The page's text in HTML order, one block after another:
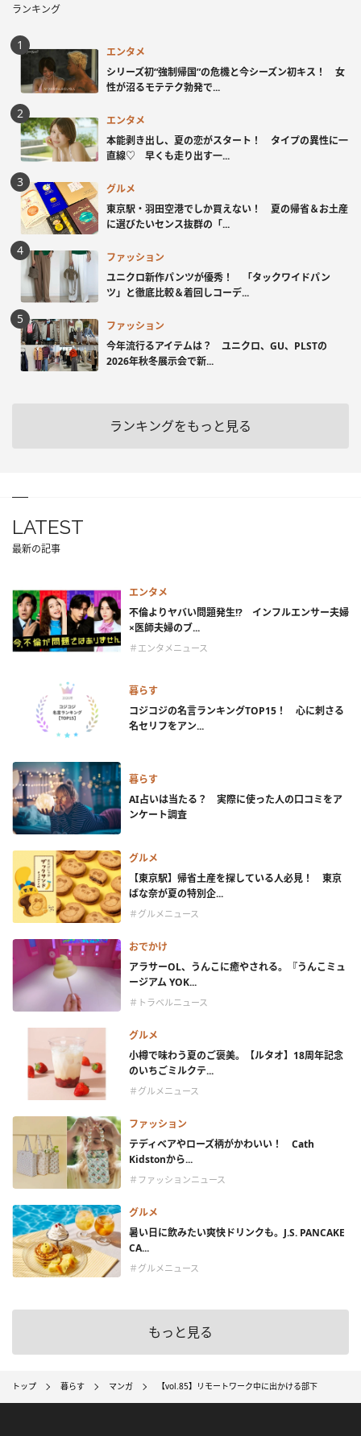
ランキング
エンタメ
シリーズ初“強制帰国”の危機と今シーズン初キス！ 女
性が沼るモテテク勃発で...
エンタメ
本能剥き出し、夏の恋がスタート！ タイプの異性に一
直線♡ 早くも走り出す一...
グルメ
東京駅・羽田空港でしか買えない！ 夏の帰省＆お土産
に選びたいセンス抜群の「...
ファッション
ユニクロ新作パンツが優秀！ 「タックワイドパン
ツ」と徹底比較＆着回しコーデ...
ファッション
今年流行るアイテムは？ ユニクロ、GU、PLSTの
2026年秋冬展示会で新...
ランキングをもっと見る
LATEST
最新の記事
エンタメ
不倫よりヤバい問題発生!? インフルエンサー夫婦
×医師夫婦のブ...
＃エンタメニュース
暮らす
コジコジの名言ランキングTOP15！ 心に刺さる
名セリフをアン...
暮らす
AI占いは当たる？ 実際に使った人の口コミをア
ンケート調査
グルメ
【東京駅】帰省土産を探している人必見！ 東京
ばな奈が夏の特別企...
＃グルメニュース
おでかけ
アラサーOL、うんこに癒やされる。『うんこミュ
ージアム YOK...
＃トラベルニュース
グルメ
小樽で味わう夏のご褒美。【ルタオ】18周年記念
のいちごミルクテ...
＃グルメニュース
ファッション
テディベアやローズ柄がかわいい！ Cath
Kidstonから...
＃ファッションニュース
グルメ
暑い日に飲みたい爽快ドリンクも。J.S. PANCAKE
CA...
＃グルメニュース
もっと見る
トップ 暮らす マンガ 【vol.85】リモートワーク中に出かける部下